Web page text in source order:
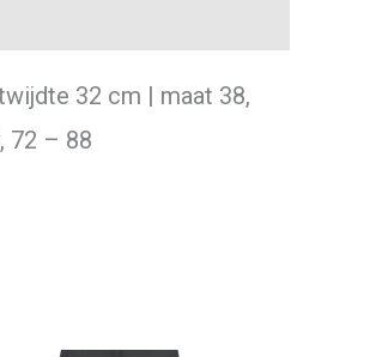
32 cm | maat 38,
72 – 88